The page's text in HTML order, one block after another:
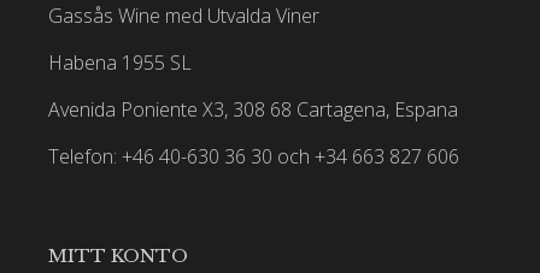
Gassås Wine med Utvalda Viner
Habena 1955 SL
Avenida Poniente X3, 308 68 Cartagena, Espana
Telefon: +46 40-630 36 30 och +34 663 827 606
MITT KONTO